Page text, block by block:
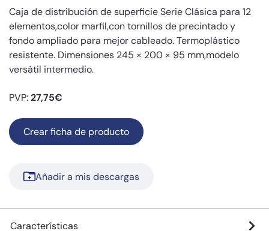
Caja de distribución de superficie Serie Clásica para 12
elementos,color marfil,con tornillos de precintado y
fondo ampliado para mejor cableado. Termoplástico
resistente. Dimensiones 245 × 200 × 95 mm,modelo
versátil intermedio.
PVP:27,75€
Crear ficha de producto
Añadir a mis descargas
Características